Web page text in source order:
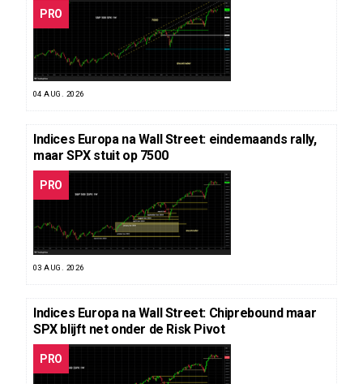
PRO
04 AUG. 2026
Indices Europa na Wall Street: eindemaands rally,
maar SPX stuit op 7500
PRO
03 AUG. 2026
Indices Europa na Wall Street: Chiprebound maar
SPX blijft net onder de Risk Pivot
PRO